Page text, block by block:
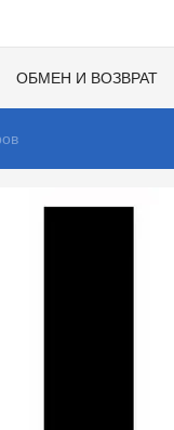
ОБМЕН И ВОЗВРАТ